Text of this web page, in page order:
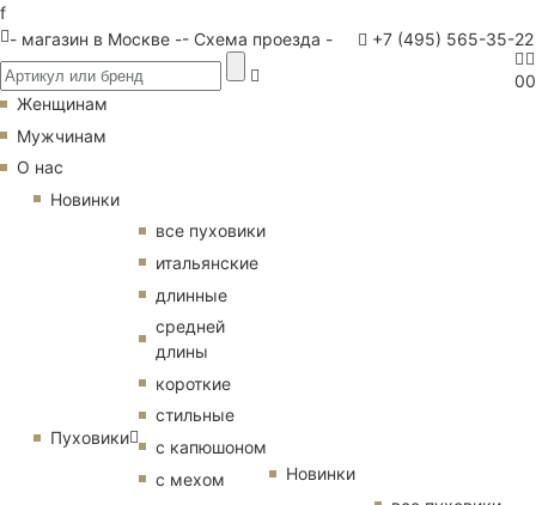
f
- магазин в Москве -- Схема проезда - +7 (495) 565-35-22
00
Женщинам
Мужчинам
О нас
Новинки
Пуховики
все пуховики
итальянские
длинные
средней
длины
короткие
стильные
с капюшоном
с мехом
Новинки